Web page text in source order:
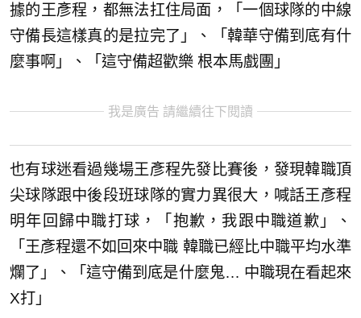
據的王彥程，都無法扛住局面，「一個球隊的中線
守備長這樣真的是拉完了」、「韓華守備到底有什
麼事啊」、「這守備超歡樂 根本馬戲團」
我是廣告 請繼續往下閱讀
也有球迷看過幾場王彥程先發比賽後，發現韓職頂
尖球隊跟中後段班球隊的實力異很大，喊話王彥程
明年回歸中職打球，「抱歉，我跟中職道歉」、
「王彥程還不如回來中職 韓職已經比中職平均水準
爛了」、「這守備到底是什麼鬼… 中職現在看起來
X打」